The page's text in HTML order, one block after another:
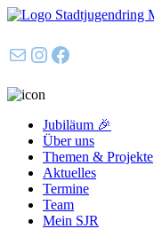
E-MailInstagram
Facebook
Jubiläum 🎉
Über uns
Themen & Projekte
Aktuelles
Termine
Team
Mein SJR